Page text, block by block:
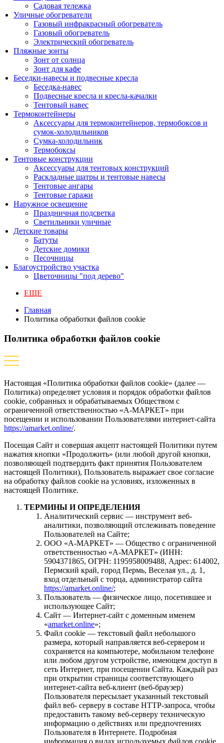
Садовая тележка
Уличные обогреватели
Газовый инфракрасный обогреватель
Газовый обогреватель
Электрический обогреватель
Пляжные зонты
Зонт от солнца
Зонт для кафе
Беседки-навесы и подвесные кресла
Беседка-навес
Подвесные кресла и кресла-качалки
Тентовый навес
Термоконтейнеры
Аксессуары для термоконтейнеров, термобоксов и
сумок-холодильников
Сумка-холодильник
Термобоксы
Тентовые конструкции
Аксессуары для тентовых конструкций
Раскладные шатры и тентовые навесы
Тентовые ангары
Тентовые гаражи
Наружное освещение
Праздничная подсветка
Светильники уличные
Детские товары
Батуты
Детские домики
Песочницы
Благоустройство участка
Цветочницы "под дерево"
ЕЩЕ
Главная
Политика обработки файлов cookie
Политика обработки файлов cookie
Настоящая «Политика обработки файлов cookie» (далее —
Политика) определяет условия и порядок обработки файлов
cookie, собранных и обрабатываемых Обществом с
ограниченной ответственностью «А-МАРКЕТ» при
посещении и использовании Пользователями интернет-сайта
https://amarket.online/.
Посещая Сайт и совершая акцепт настоящей Политики путем
нажатия кнопки «Продолжить» (или любой другой кнопки,
позволяющей подтвердить факт принятия Пользователем
настоящей Политики), Пользователь выражает свое согласие
на обработку файлов cookie на условиях, изложенных в
настоящей Политике.
ТЕРМИНЫ И ОПРЕДЕЛЕНИЯ
Аналитический сервис — инструмент веб-
аналитики, позволяющий отслеживать поведение
Пользователей на Сайте;
ООО «А-МАРКЕТ» — Общество с ограниченной
ответственностью «А-МАРКЕТ» (ИНН:
5904371865, ОГРН: 1195958009488, Адрес: 614002,
Пермский край, город Пермь, Веселая ул., д. 1,
вход отдельный с торца, администратор сайта
https://amarket.online/;
Пользователь — физическое лицо, посетившее и
использующее Сайт;
Сайт — Интернет-сайт с доменным именем
«amarket.online»;
Файл сookie — текстовый файл небольшого
размера, который направляется веб-сервером и
сохраняется на компьютере, мобильном телефоне
или любом другом устройстве, имеющем доступ в
сеть Интернет, при посещении Сайта. Каждый раз
при открытии страницы соответствующего
интернет-сайта веб-клиент (веб-браузер)
Пользователя пересылает указанный текстовый
файл веб- серверу в составе HTTP-запроса, чтобы
предоставить такому веб-серверу техническую
информацию о действиях или предпочтениях
Пользователя в Интернете. Подробная